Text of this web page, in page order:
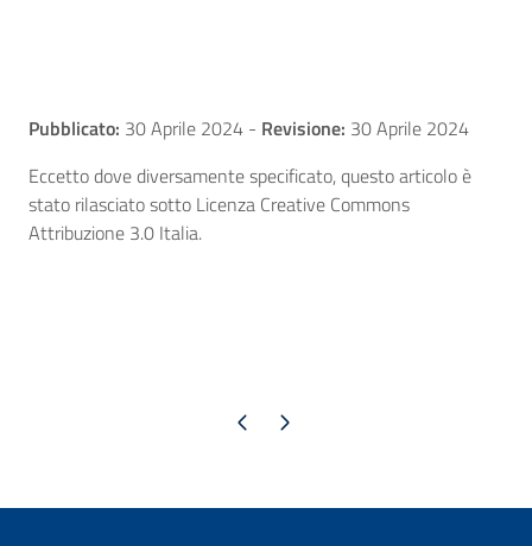
Pubblicato: 30 Aprile 2024 - Revisione: 30 Aprile 2024
Eccetto dove diversamente specificato, questo articolo è
stato rilasciato sotto Licenza Creative Commons
Attribuzione 3.0 Italia.
Pagina precedente
Pagina successiva